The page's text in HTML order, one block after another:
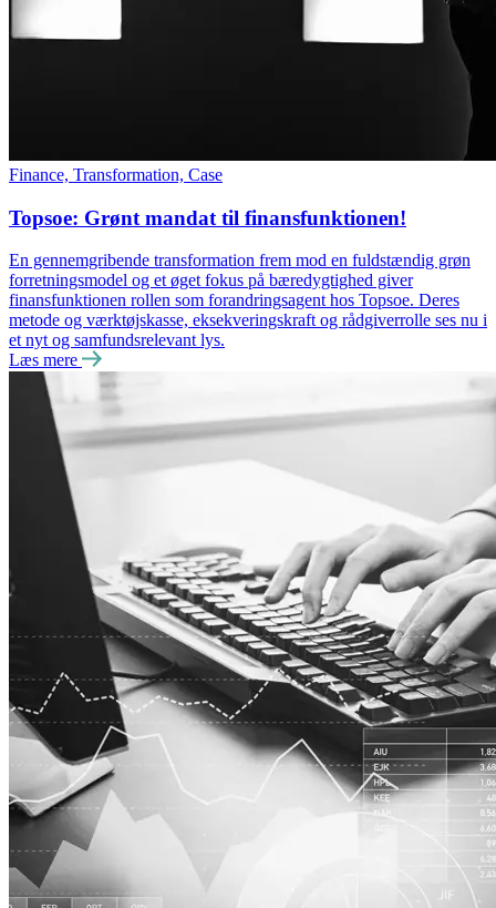
Finance, Transformation, Case
Topsoe: Grønt mandat til finansfunktionen!
En gennemgribende transformation frem mod en fuldstændig grøn
forretningsmodel og et øget fokus på bæredygtighed giver
finansfunktionen rollen som forandringsagent hos Topsoe. Deres
metode og værktøjskasse, eksekveringskraft og rådgiverrolle ses nu i
et nyt og samfundsrelevant lys.
Læs mere